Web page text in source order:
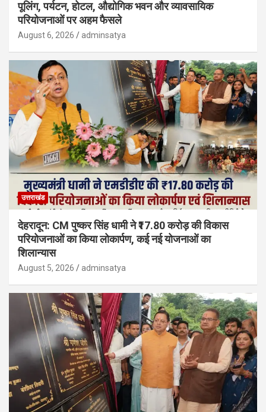
पूलिंग, पर्यटन, होटल, औद्योगिक भवन और व्यावसायिक
परियोजनाओं पर अहम फैसले
August 6, 2026 adminsatya
उत्तराखंड
देहरादून: CM पुष्कर सिंह धामी ने ₹17.80 करोड़ की विकास
परियोजनाओं का किया लोकार्पण, कई नई योजनाओं का
शिलान्यास
August 5, 2026 adminsatya